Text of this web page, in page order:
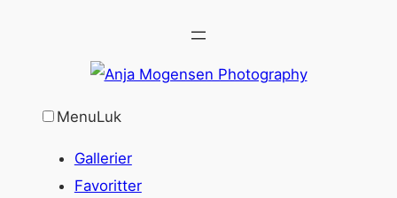
MenuLuk
Gallerier
Favoritter